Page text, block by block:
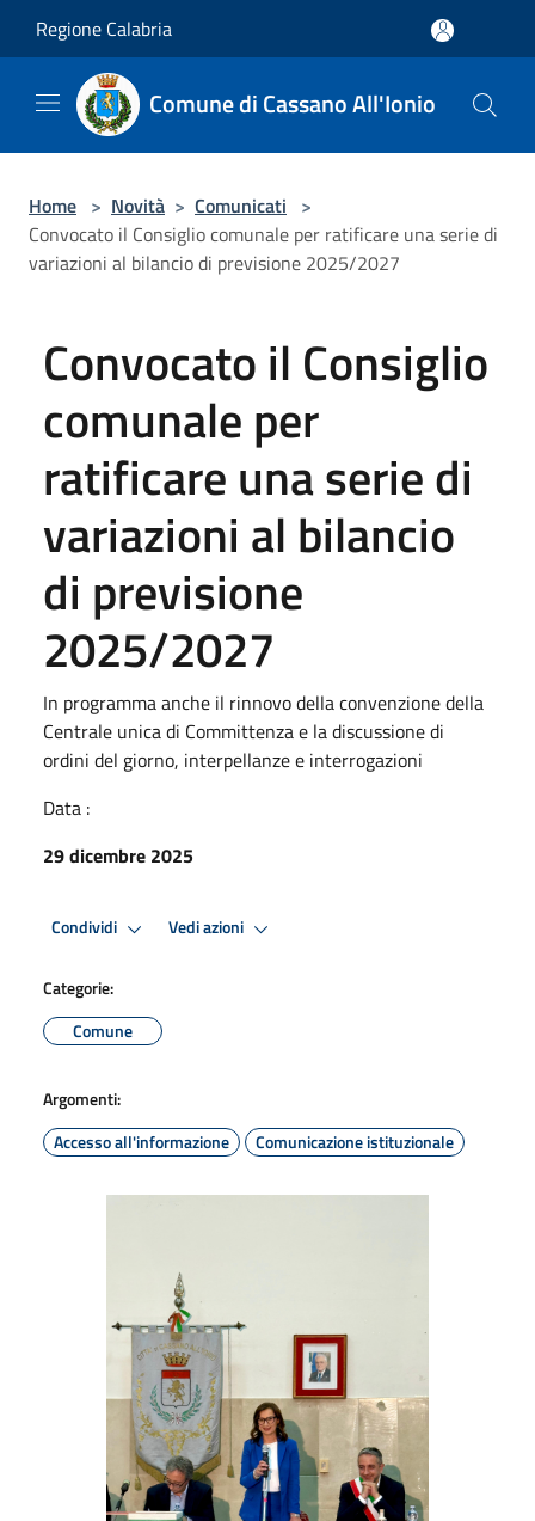
Regione Calabria
Comune di Cassano All'Ionio
Home > Novità > Comunicati >
Convocato il Consiglio comunale per ratificare una serie di
variazioni al bilancio di previsione 2025/2027
Convocato il Consiglio
comunale per
ratificare una serie di
variazioni al bilancio
di previsione
2025/2027
In programma anche il rinnovo della convenzione della
Centrale unica di Committenza e la discussione di
ordini del giorno, interpellanze e interrogazioni
Data :
29 dicembre 2025
Condividi Vedi azioni
Categorie:
Comune
Argomenti:
Accesso all'informazione
Comunicazione istituzionale